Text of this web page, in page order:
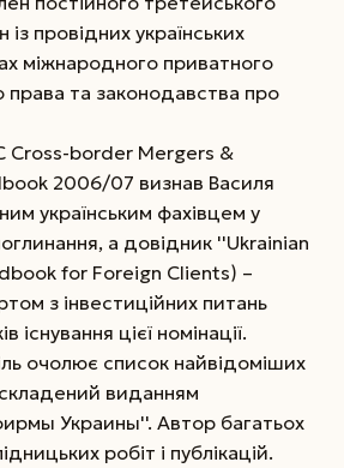
провідних українських
міжнародного приватного
права та законодавства про
Cross-border Mergers &
2006/07 визнав Василя
українським фахівцем у
а довідник ''Ukrainian
for Foreign Clients) –
з інвестиційних питань
існування цієї номінації.
очолює список найвідоміших
виданням
Украины''. Автор багатьох
робіт і публікацій.